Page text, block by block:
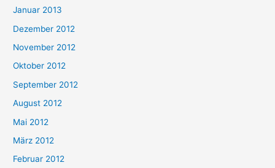
Januar 2013
Dezember 2012
November 2012
Oktober 2012
September 2012
August 2012
Mai 2012
März 2012
Februar 2012